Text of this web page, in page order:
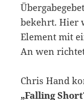
bekehrt. Hier
Element mit
An wen
Chris Hand
„Falling